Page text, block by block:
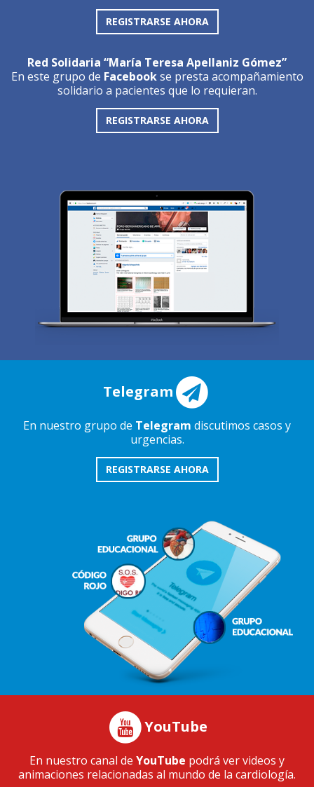
REGISTRARSE AHORA
Red Solidaria “María Teresa Apellaniz Gómez”
En este grupo de Facebookse presta acompañamiento
solidario a pacientes que lo requieran.
REGISTRARSE AHORA
Telegram
En nuestro grupo de Telegram discutimos casos y
urgencias.
REGISTRARSE AHORA
YouTube
En nuestro canal de YouTube podrá ver videos y
animaciones relacionadas al mundo de la cardiología.